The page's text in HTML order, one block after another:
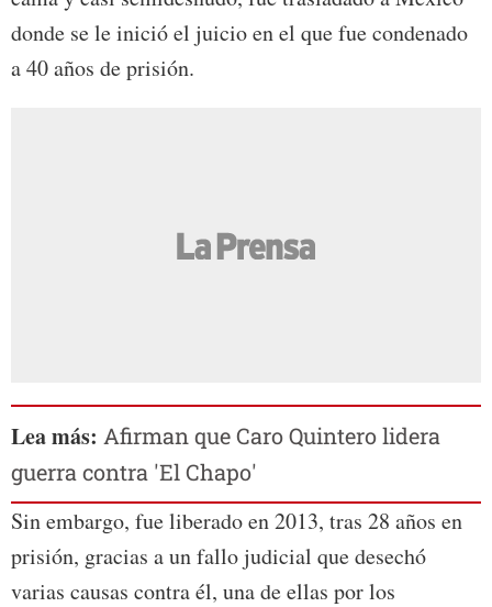
donde se le inició el juicio en el que fue condenado
a 40 años de prisión.
Lea más: Afirman que Caro Quintero lidera
guerra contra 'El Chapo'
Sin embargo, fue liberado en 2013, tras 28 años en
prisión, gracias a un fallo judicial que desechó
varias causas contra él, una de ellas por los